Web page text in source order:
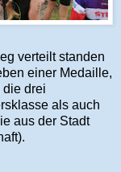
verteilt standen
einer Medaille,
drei
als auch
aus der Stadt